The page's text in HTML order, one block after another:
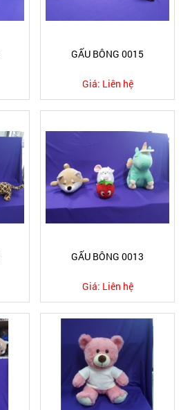
GẤU BÔNG 0015
Giá: Liên hệ
GẤU BÔNG 0013
Giá: Liên hệ